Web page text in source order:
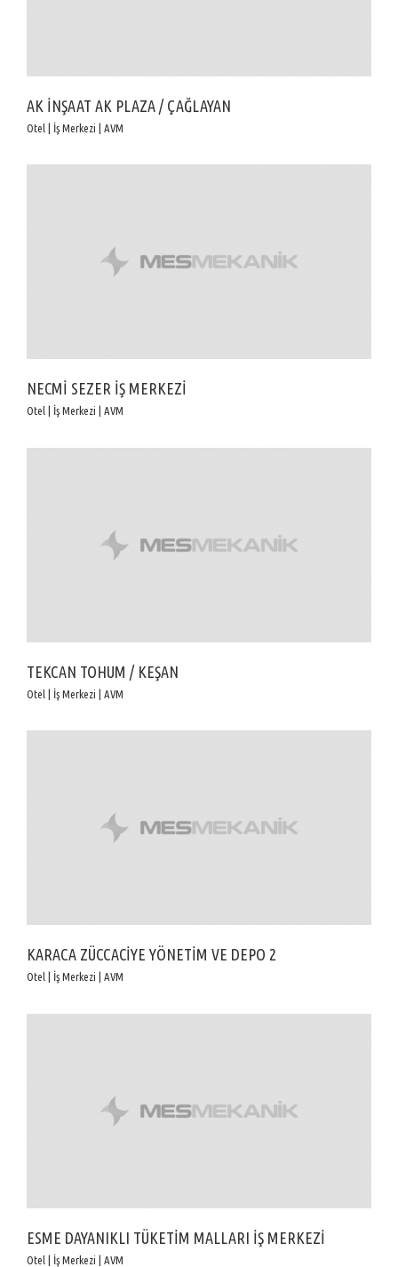
AK İNŞAAT AK PLAZA / ÇAĞLAYAN
Otel | İş Merkezi | AVM
NECMİ SEZER İŞ MERKEZİ
Otel | İş Merkezi | AVM
TEKCAN TOHUM / KEŞAN
Otel | İş Merkezi | AVM
KARACA ZÜCCACİYE YÖNETİM VE DEPO 2
Otel | İş Merkezi | AVM
ESME DAYANIKLI TÜKETİM MALLARI İŞ MERKEZİ
Otel | İş Merkezi | AVM